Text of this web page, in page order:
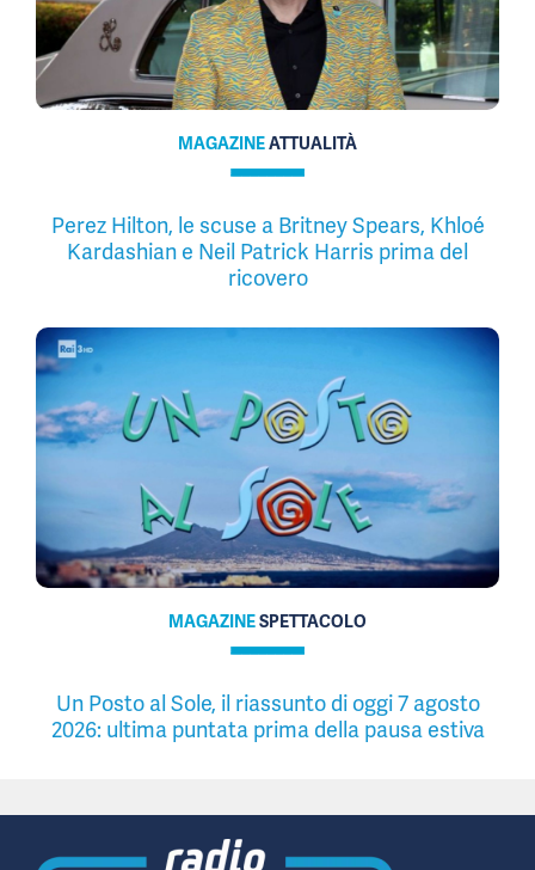
MAGAZINEATTUALITÀ
Perez Hilton, le scuse a Britney Spears, Khloé
Kardashian e Neil Patrick Harris prima del
ricovero
MAGAZINESPETTACOLO
Un Posto al Sole, il riassunto di oggi 7 agosto
2026: ultima puntata prima della pausa estiva